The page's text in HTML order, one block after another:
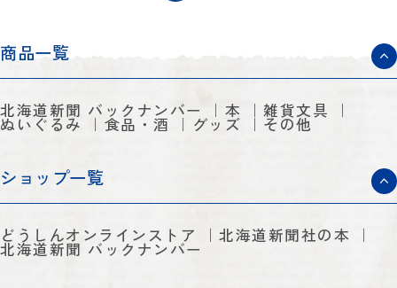
商品一覧
北海道新聞 バックナンバー 本 雑貨文具
ぬいぐるみ 食品・酒 グッズ その他
ショップ一覧
どうしんオンラインストア 北海道新聞社の本
北海道新聞 バックナンバー